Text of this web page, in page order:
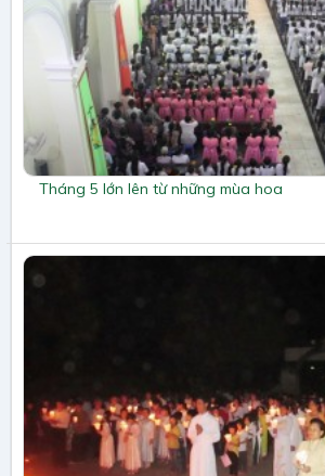
Tháng 5 lớn lên từ những mùa hoa